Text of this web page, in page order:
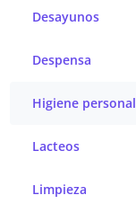
Desayunos
Despensa
Higiene personal
Lacteos
Limpieza